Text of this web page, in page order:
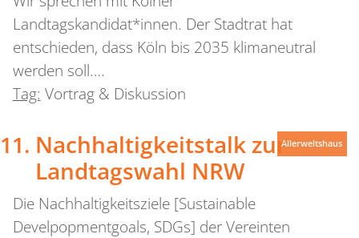
Landtagskandidat*innen. Der Stadtrat hat
entschieden, dass Köln bis 2035 klimaneutral
werden soll.…
Tag: Vortrag & Diskussion
Nachhaltigkeitstalk zur
Landtagswahl NRW
Die Nachhaltigkeitsziele [Sustainable
Develpopmentgoals, SDGs] der Vereinten
Allerweltshaus